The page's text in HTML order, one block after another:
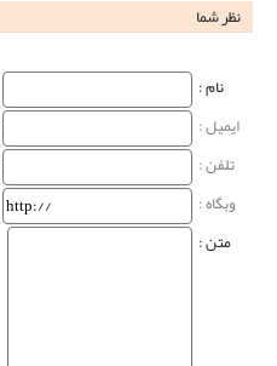
نظر شما
نام‌ :
ایمیل :
تلفن :
وبگاه‌ :
متن :